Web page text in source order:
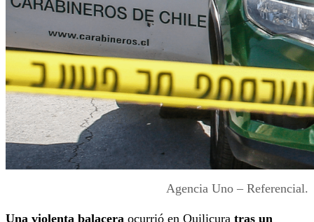
Agencia Uno – Referencial.
Una violenta balacera ocurrió en Quilicura tras un